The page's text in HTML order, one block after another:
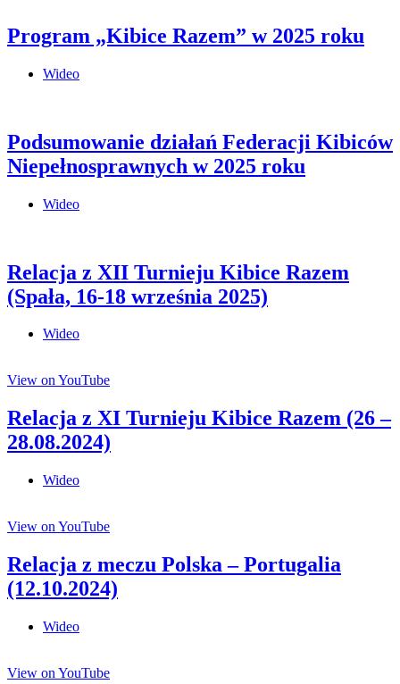
Program „Kibice Razem” w 2025 roku
Wideo
Podsumowanie działań Federacji Kibiców
Niepełnosprawnych w 2025 roku
Wideo
Relacja z XII Turnieju Kibice Razem
(Spała, 16-18 września 2025)
Wideo
View on YouTube
Relacja z XI Turnieju Kibice Razem (26 –
28.08.2024)
Wideo
View on YouTube
Relacja z meczu Polska – Portugalia
(12.10.2024)
Wideo
View on YouTube